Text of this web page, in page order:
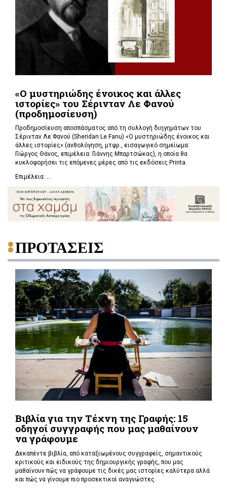
«Ο μυστηριώδης ένοικος και άλλες
ιστορίες» του Σέρινταν Λε Φανού
(προδημοσίευση)
Προδημοσίευση αποσπάσματος από τη συλλογή διηγημάτων του
Σέρινταν Λε Φανού (Sheridan Le Fanu) «Ο μυστηριώδης ένοικος και
άλλες ιστορίες» (ανθολόγηση, μτφρ., εισαγωγικό σημείωμα:
Γιώργος Θάνος, επιμέλεια: Γιάννης Μπαρτσώκας), η οποία θα
κυκλοφορήσει τις επόμενες μέρες από τις εκδόσεις Printa.
Επιμέλεια: ...
ΠΡΟΤΑΣΕΙΣ
Βιβλία για την Τέχνη της Γραφής: 15
οδηγοί συγγραφής που μας μαθαίνουν
να γράφουμε
Δεκαπέντε βιβλία, από καταξιωμένους συγγραφείς, σημαντικούς
κριτικούς και ειδικούς της δημιουργικής γραφής, που μας
μαθαίνουν πώς να γράφουμε τις δικές μας ιστορίες καλύτερα αλλά
και πώς να γίνουμε πιο προσεκτικοί αναγνώστες.